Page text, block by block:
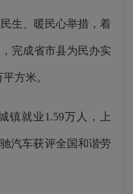
生、暖民心举措，着
完成省市县为民办实
方米。
镇就业1.59万人，上
汽车获评全国和谐劳